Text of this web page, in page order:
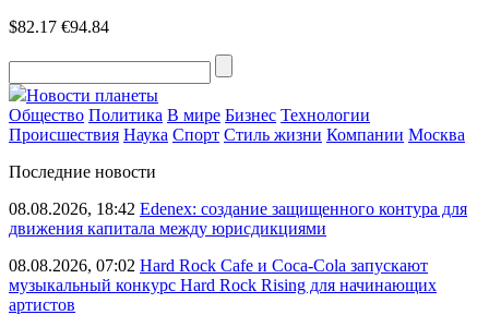
$82.17 €94.84
Новости планеты
Общество Политика В мире Бизнес Технологии
Происшествия Наука Спорт Стиль жизни Компании Москва
Последние новости
08.08.2026, 18:42 Edenex: создание защищенного контура для
движения капитала между юрисдикциями
08.08.2026, 07:02 Hard Rock Cafe и Coca-Cola запускают
музыкальный конкурс Hard Rock Rising для начинающих
артистов